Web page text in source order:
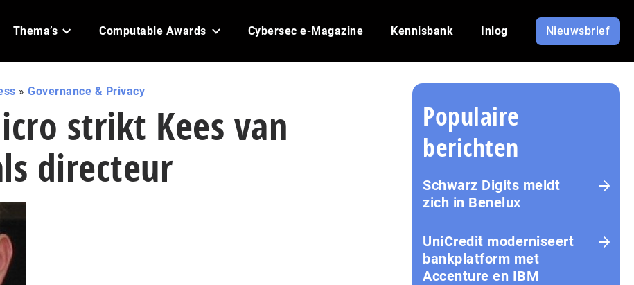
Thema’s Computable Awards Cybersec e-Magazine Kennisbank Inlog Nieuwsbrief
» Governance & Privacy
strikt Kees van
directeur
Populaire
berichten
Schwarz Digits meldt
zich in Benelux
UniCredit moderniseert
bankplatform met
Accenture en IBM